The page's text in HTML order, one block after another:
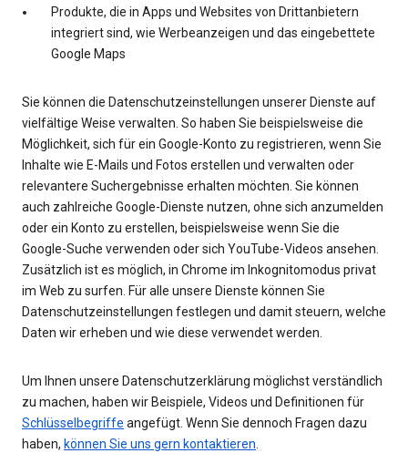
Produkte, die in Apps und Websites von Drittanbietern
integriert sind, wie Werbeanzeigen und das eingebettete
Google Maps
Sie können die Datenschutzeinstellungen unserer Dienste auf
vielfältige Weise verwalten. So haben Sie beispielsweise die
Möglichkeit, sich für ein Google-Konto zu registrieren, wenn Sie
Inhalte wie E-Mails und Fotos erstellen und verwalten oder
relevantere Suchergebnisse erhalten möchten. Sie können
auch zahlreiche Google-Dienste nutzen, ohne sich anzumelden
oder ein Konto zu erstellen, beispielsweise wenn Sie die
Google-Suche verwenden oder sich YouTube-Videos ansehen.
Zusätzlich ist es möglich, in Chrome im Inkognitomodus privat
im Web zu surfen. Für alle unsere Dienste können Sie
Datenschutzeinstellungen festlegen und damit steuern, welche
Daten wir erheben und wie diese verwendet werden.
Um Ihnen unsere Datenschutzerklärung möglichst verständlich
zu machen, haben wir Beispiele, Videos und Definitionen für
Schlüsselbegriffe angefügt. Wenn Sie dennoch Fragen dazu
haben, können Sie uns gern kontaktieren.